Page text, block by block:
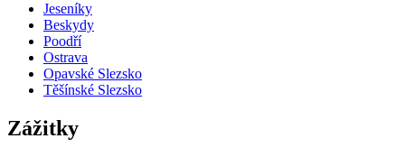
Jeseníky
Beskydy
Poodří
Ostrava
Opavské Slezsko
Těšínské Slezsko
Zážitky